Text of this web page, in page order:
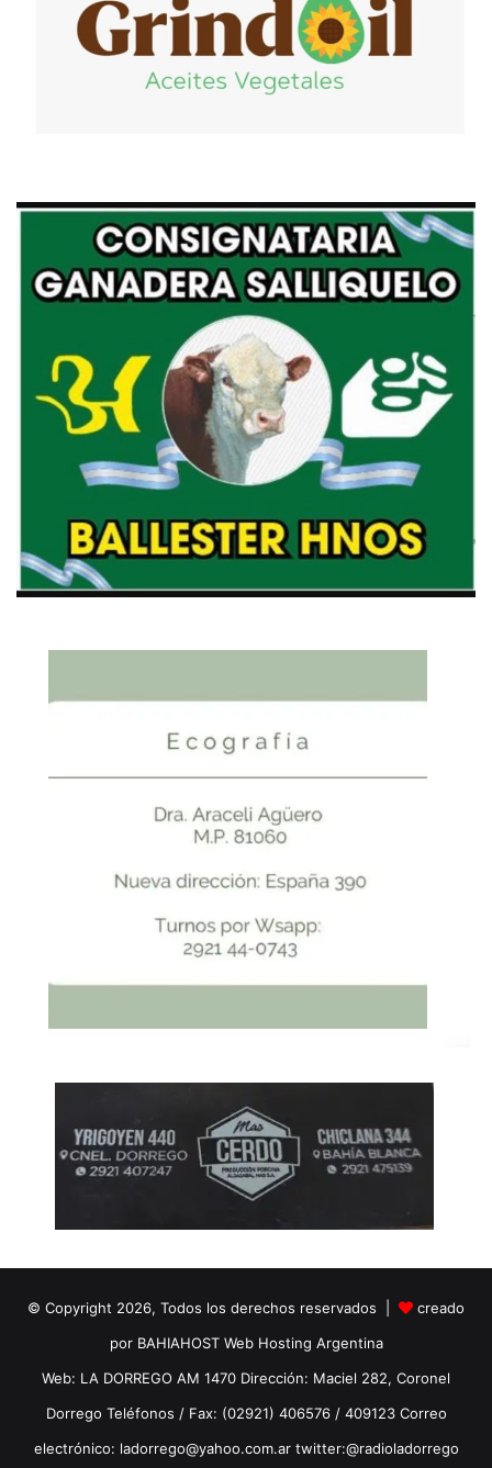
© Copyright 2026, Todos los derechos reservados |
creado
por BAHIAHOST Web Hosting Argentina
Web: LA DORREGO AM 1470 Dirección: Maciel 282, Coronel
Dorrego Teléfonos / Fax: (02921) 406576 / 409123 Correo
electrónico: ladorrego@yahoo.com.ar twitter:@radioladorrego